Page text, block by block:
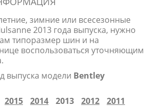
зимние или всесезонные
2013 года выпуска, нужно
типоразмер шин и на
воспользоваться уточняющим
выпуска модели Bentley
2015 2014 2013 2012
2011